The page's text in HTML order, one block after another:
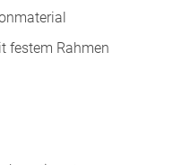
festem Rahmen